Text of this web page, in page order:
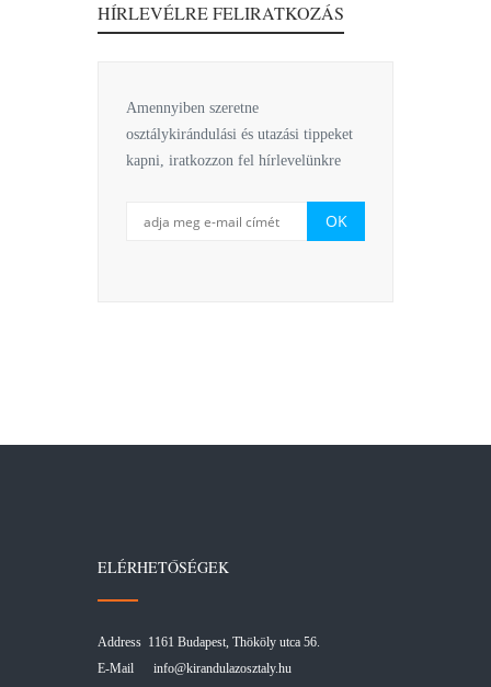
HÍRLEVÉLRE FELIRATKOZÁS
Amennyiben szeretne
osztálykirándulási és utazási tippeket
kapni, iratkozzon fel hírlevelünkre
ELÉRHETŐSÉGEK
Address 1161 Budapest, Thököly utca 56.
E-Mail info@kirandulazosztaly.hu